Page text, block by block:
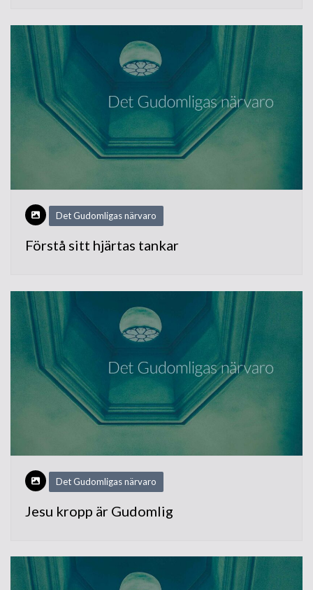
Det Gudomligas närvaro
Förstå sitt hjärtas tankar
Det Gudomligas närvaro
Jesu kropp är Gudomlig